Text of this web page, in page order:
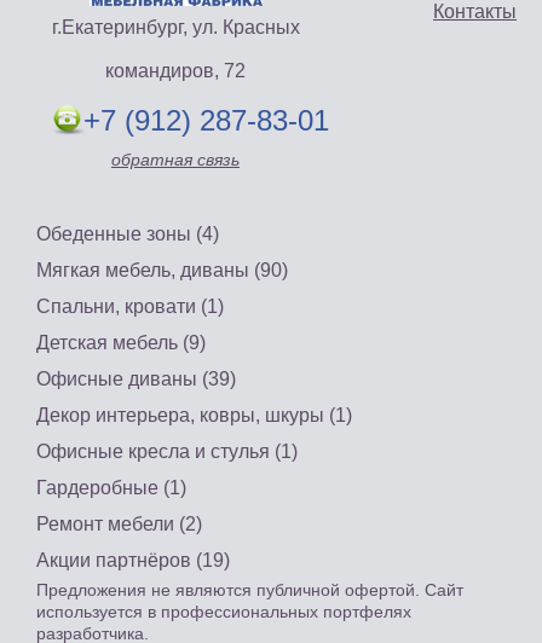
Контакты
г.Екатеринбург, ул. Красных
командиров, 72
+7 (912) 287-83-01
обратная связь
Обеденные зоны (4)
Мягкая мебель, диваны (90)
Спальни, кровати (1)
Детская мебель (9)
Офисные диваны (39)
Декор интерьера, ковры, шкуры (1)
Офисные кресла и стулья (1)
Гардеробные (1)
Ремонт мебели (2)
Акции партнёров (19)
Предложения не являются публичной офертой. Сайт
используется в профессиональных портфелях
разработчика.